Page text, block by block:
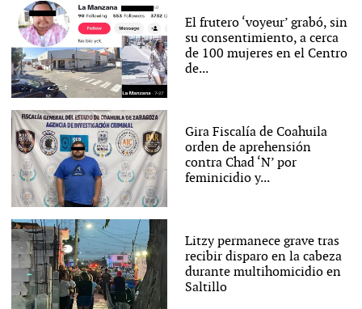
El frutero ‘voyeur’ grabó, sin
su consentimiento, a cerca
de 100 mujeres en el Centro
de...
Gira Fiscalía de Coahuila
orden de aprehensión
contra Chad ‘N’ por
feminicidio y...
Litzy permanece grave tras
recibir disparo en la cabeza
durante multihomicidio en
Saltillo